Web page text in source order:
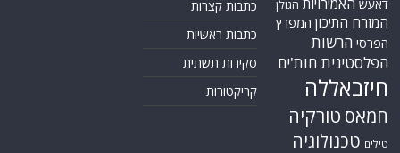
דאעש
הגולן
המזרח התיכון המפרץ
הפרסי הרשות
הפלסטינית חות'ים
חיזבאללה
חמאס טורקיה
טילים טכנולוגיה
כתבות קצרות
כתבות ראשיות
סקירות תשתית
קריקטורות